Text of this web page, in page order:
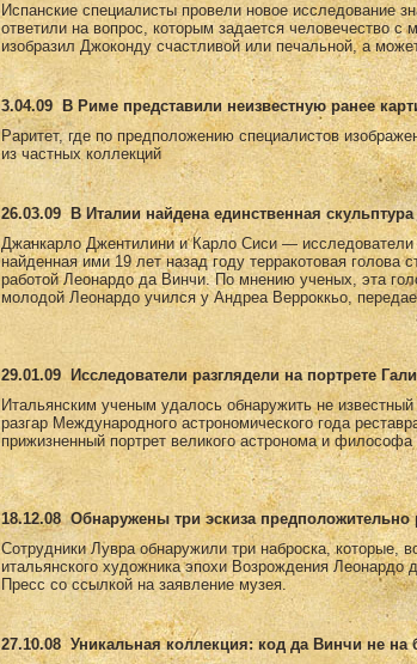
Испанские специалисты провели новое исследование
ответили на вопрос, которым задается человечество
изобразил Джоконду счастливой или печальной, а
3.04.09 В Риме представили неизвестную ранее
Раритет, где по предположению специалистов
из частных коллекций
26.03.09
В Италии найдена единственная
Джанкарло Джентилини и Карло Сиси —
найденная ими 19 лет назад году терракотовая голова
работой Леонардо да Винчи. По мнению ученых, эта
молодой Леонардо учился у Андреа Верроккьо,
29.01.09
Исследователи разглядели на портрете
Итальянским ученым удалось обнаружить не
разгар Международного астрономического года
прижизненный портрет великого астронома и
18.12.08 Обнаружены три эскиза
Сотрудники Лувра обнаружили три наброска, которые,
итальянского художника эпохи Возрождения Леонардо
Пресс со ссылкой на заявление музея.
27.10.08 Уникальная коллекция: код да Винчи не на